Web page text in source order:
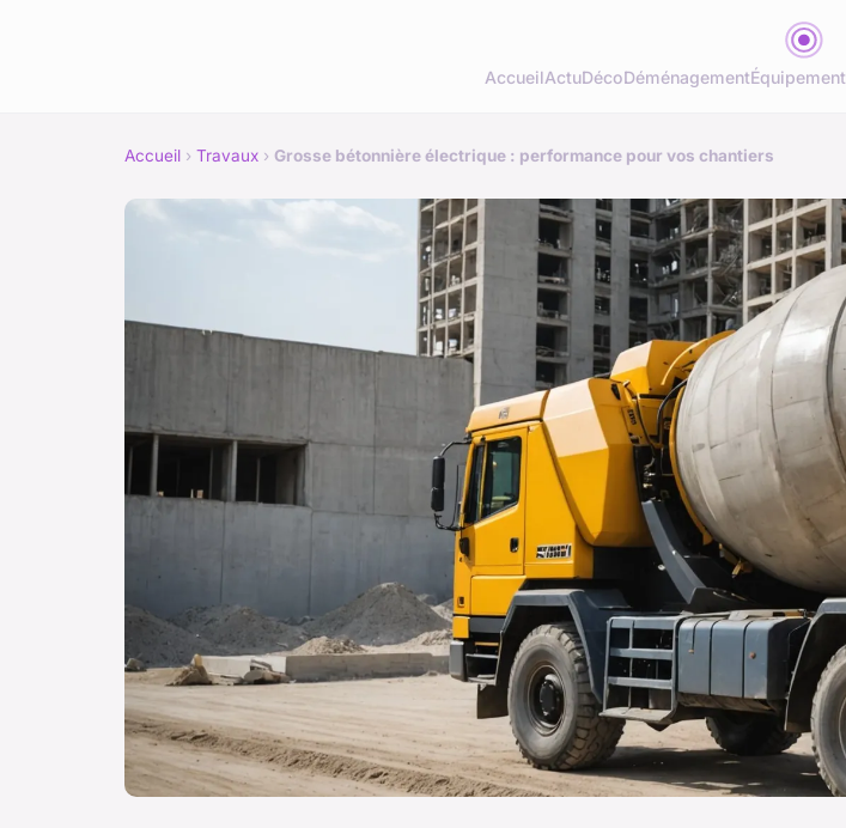
AccueilActuDécoDéménagementÉquipement
Accueil › Travaux › Grosse bétonnière électrique : performance pour vos chantiers